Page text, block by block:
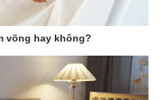
võng hay không?